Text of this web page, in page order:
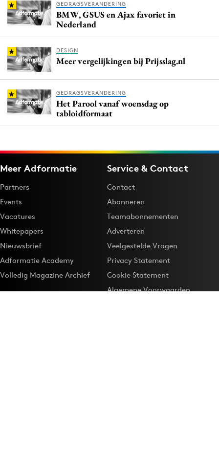
GEDRAGSVERANDERING
BMW, GSUS en Ajax favoriet in
Nederland
DESIGN
Meer vergelijkingen bij Prijsslag.nl
GEDRAGSVERANDERING
Het Parool vanaf woensdag op
tabloidformaat
Meer Adformatie
Partners
Events
Vacatures
Whitepapers
Nieuwsbrief
Adformatie Academy
Volledig Magazine Archief
Service & Contact
Contact
Abonneren
Teamabonnementen
Adverteren
Veelgestelde Vragen
Privacy Statement
Cookie Statement
Algemene Voorwaarden